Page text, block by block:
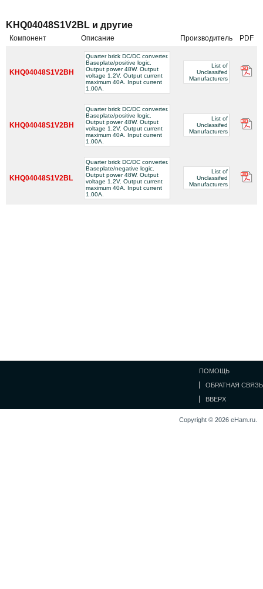
KHQ04048S1V2BL и другие
Компонент Описание Производитель PDF
KHQ04048S1V2BH
Quarter brick DC/DC converter.
Baseplate/positive logic.
Output power 48W. Output
voltage 1.2V. Output current
maximum 40A. Input current
1.00A.
List of
Unclassifed
Manufacturers
KHQ04048S1V2BH
Quarter brick DC/DC converter.
Baseplate/positive logic.
Output power 48W. Output
voltage 1.2V. Output current
maximum 40A. Input current
1.00A.
List of
Unclassifed
Manufacturers
KHQ04048S1V2BL
Quarter brick DC/DC converter.
Baseplate/negative logic.
Output power 48W. Output
voltage 1.2V. Output current
maximum 40A. Input current
1.00A.
List of
Unclassifed
Manufacturers
ПОМОЩЬ
ОБРАТНАЯ СВЯЗЬ
ВВЕРХ
Copyright © 2026 eHam.ru.